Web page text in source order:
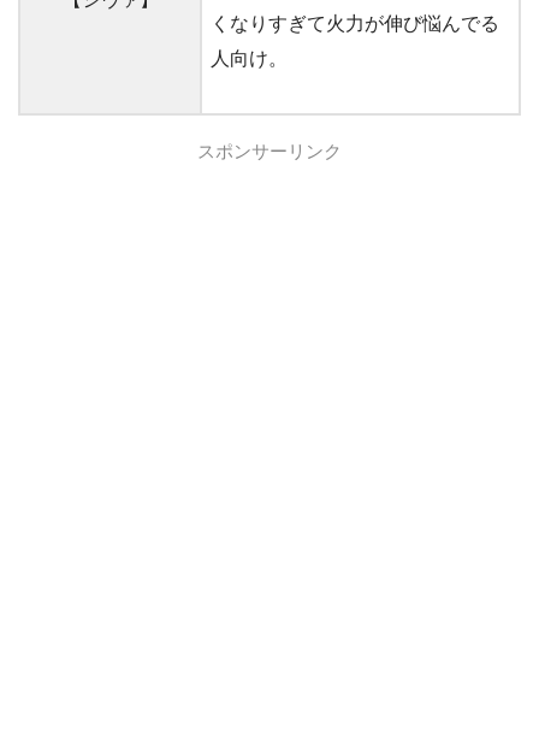
くなりすぎて火力が伸び悩んでる
人向け。
スポンサーリンク